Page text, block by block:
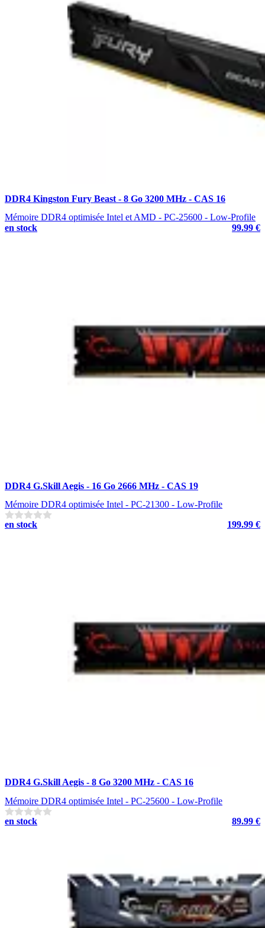
DDR4 Kingston Fury Beast - 8 Go 3200 MHz - CAS 16
Mémoire DDR4 optimisée Intel et AMD - PC-25600 - Low-Profile
en stock
99.99 €
DDR4 G.Skill Aegis - 16 Go 2666 MHz - CAS 19
Mémoire DDR4 optimisée Intel - PC-21300 - Low-Profile
en stock
199.99 €
DDR4 G.Skill Aegis - 8 Go 3200 MHz - CAS 16
Mémoire DDR4 optimisée Intel - PC-25600 - Low-Profile
en stock
89.99 €